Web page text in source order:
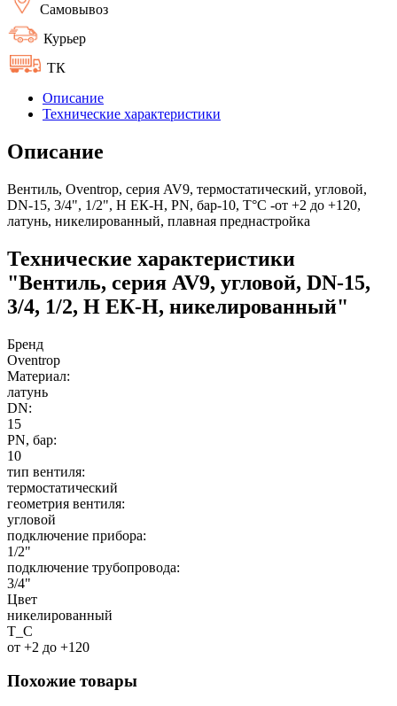
Самовывоз
Курьер
ТК
Описание
Технические характеристики
Описание
Вентиль, Oventrop, серия AV9, термостатический, угловой,
DN-15, 3/4", 1/2", Н ЕК-Н, PN, бар-10, T°C -от +2 до +120,
латунь, никелированный, плавная преднастройка
Технические характеристики
"Вентиль, серия AV9, угловой, DN-15,
3/4, 1/2, Н ЕК-Н, никелированный"
Бренд
Oventrop
Материал:
латунь
DN:
15
PN, бар:
10
тип вентиля:
термостатический
геометрия вентиля:
угловой
подключение прибора:
1/2"
подключение трубопровода:
3/4"
Цвет
никелированный
T_C
от +2 до +120
Похожие товары